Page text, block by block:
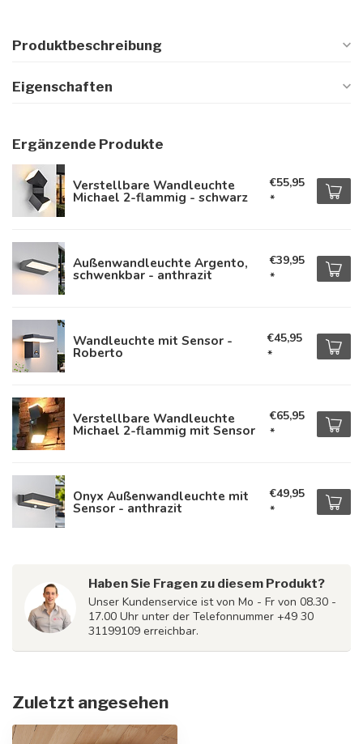
Produktbeschreibung
Eigenschaften
Ergänzende Produkte
Verstellbare Wandleuchte
Michael 2-flammig - schwarz
€55,95
*
Außenwandleuchte Argento,
schwenkbar - anthrazit
€39,95
*
Wandleuchte mit Sensor -
Roberto
€45,95
*
Verstellbare Wandleuchte
Michael 2-flammig mit Sensor
€65,95
*
Onyx Außenwandleuchte mit
Sensor - anthrazit
€49,95
*
Haben Sie Fragen zu diesem Produkt?
Unser Kundenservice ist von Mo - Fr von 08.30 -
17.00 Uhr unter der Telefonnummer +49 30
31199109 erreichbar.
Zuletzt angesehen